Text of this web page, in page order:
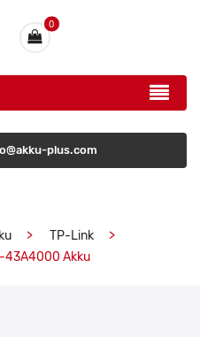
0
plus.com
TP-Link
43A4000 Akku